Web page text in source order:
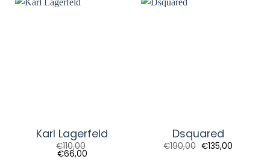
Karl Lagerfeld
€110,00
€66,00
Dsquared
€190,00 Original
price
€135,00Η